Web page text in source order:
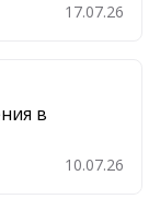
17.07.26
в
10.07.26